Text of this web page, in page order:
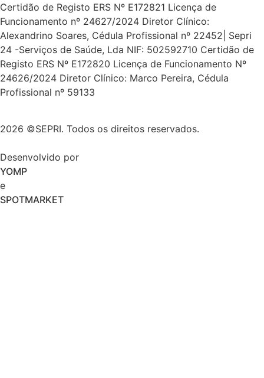
Certidão de Registo ERS Nº E172821 Licença de
Funcionamento nº 24627/2024 Diretor Clínico:
Alexandrino Soares, Cédula Profissional nº 22452| Sepri
24 -Serviços de Saúde, Lda NIF: 502592710 Certidão de
Registo ERS Nº E172820 Licença de Funcionamento Nº
24626/2024 Diretor Clínico: Marco Pereira, Cédula
Profissional nº 59133
2026 ©SEPRI. Todos os direitos reservados.
Desenvolvido por
YOMP
e
SPOTMARKET